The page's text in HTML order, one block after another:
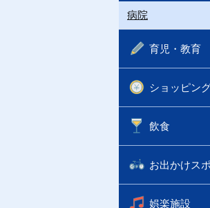
病院
育児・教育
ショッピン
飲食
お出かけス
娯楽施設